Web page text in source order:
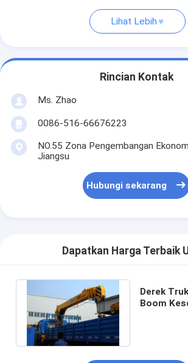
Lihat Lebih
Rincian Kontak
Ms. Zhao
0086-516-66676223
NO.55 Zona Pengembangan
Jiangsu
Hubungi sekarang
Dapatkan Harga Terbaik
Derek
Boom